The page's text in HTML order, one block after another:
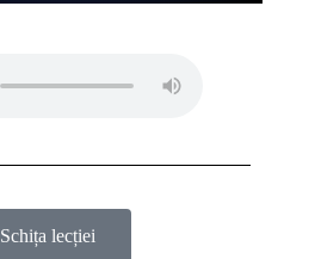
Schița lecției